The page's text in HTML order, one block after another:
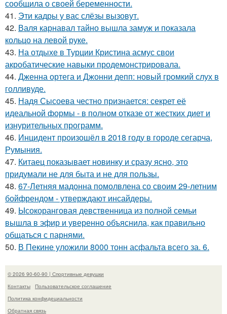
сообщила о своей беременности.
41. Эти кадры у вас слёзы вызовут.
42. Валя карнавал тайно вышла замуж и показала
кольцо на левой руке.
43. На отдыхе в Турции Кристина асмус свои
акробатические навыки продемонстрировала.
44. Дженна ортега и Джонни депп: новый громкий слух в
голливуде.
45. Надя Сысоева честно признается: секрет её
идеальной формы - в полном отказе от жестких диет и
изнурительных программ.
46. Инцидент произошёл в 2018 году в городе сегарча,
Румыния.
47. Китаец показывает новинку и сразу ясно, это
придумали не для быта и не для пользы.
48. 67-Летняя мадонна помолвлена со своим 29-летним
бойфрендом - утверждают инсайдеры.
49. Ысокоранговая девственница из полной семьи
вышла в эфир и уверенно объяснила, как правильно
общаться с парнями.
50. В Пекине уложили 8000 тонн асфальта всего за. 6.
© 2026 90-60-90 | Спортивные девушки
Контакты
Пользовательское соглашение
Политика конфидециальности
Обратная связь